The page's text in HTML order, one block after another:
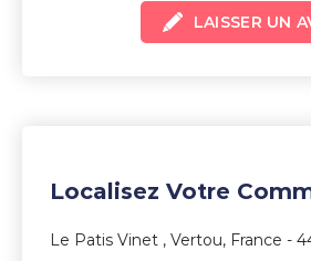
sur
LAISSER UN
Localisez Votre
Le Patis Vinet , Vertou, France -